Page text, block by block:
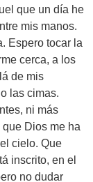
que un día he
mis manos.
Espero tocar la
cerca, a los
de mis
las cimas.
ni más
Dios me ha
cielo. Que
inscrito, en el
no dudar